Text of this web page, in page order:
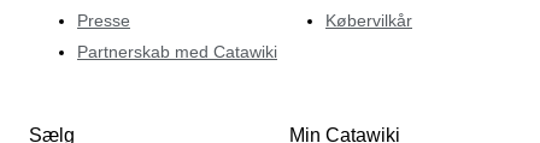
Presse
Partnerskab med Catawiki
Købervilkår
Sælg Min Catawiki